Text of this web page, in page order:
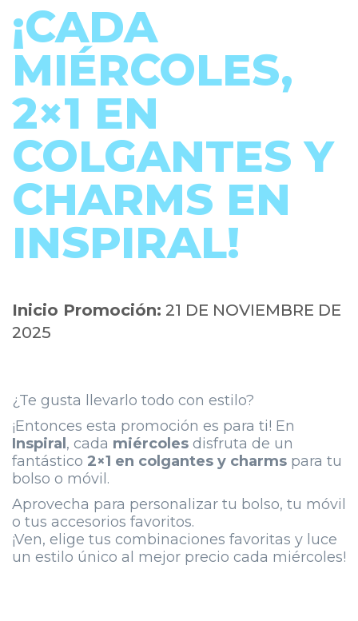
¡CADA
MIÉRCOLES,
2×1 EN
COLGANTES Y
CHARMS EN
INSPIRAL!
Inicio Promoción: 21 DE NOVIEMBRE DE
2025
¿Te gusta llevarlo todo con estilo?
¡Entonces esta promoción es para ti! En
Inspiral , cada miércoles disfruta de un
fantástico 2×1 en colgantes y charms para tu
bolso o móvil.
Aprovecha para personalizar tu bolso, tu móvil
o tus accesorios favoritos.
¡Ven, elige tus combinaciones favoritas y luce
un estilo único al mejor precio cada miércoles!